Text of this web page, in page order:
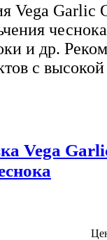
Vega Garlic
и др.
с
Vega